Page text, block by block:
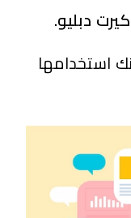
دبليو.
استخدامها